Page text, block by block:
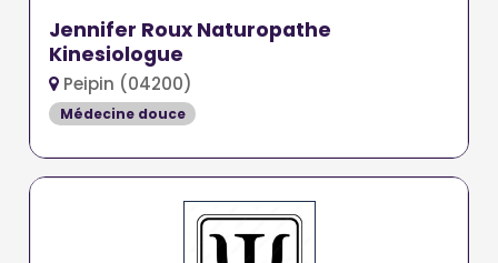
Jennifer Roux Naturopathe
Kinesiologue
Peipin (04200)
Médecine douce